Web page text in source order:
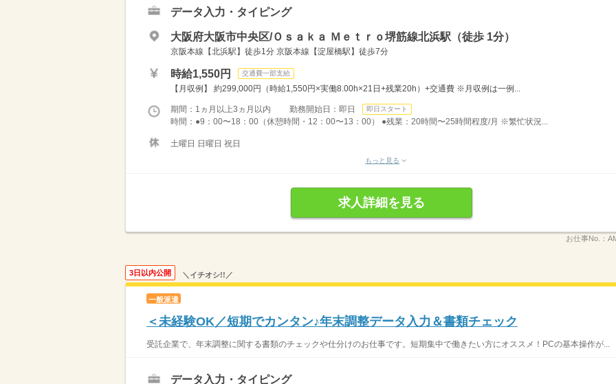
データ入力・タイピング
大阪府大阪市中央区/Ｏｓａｋａ Ｍｅｔｒｏ堺筋線北浜駅（徒歩 1分）
京阪本線【北浜駅】徒歩1分 京阪本線【淀屋橋駅】徒歩7分
時給1,550円 交通費一部支給
【月収例】 約299,000円（時給1,550円×実働8.00h×21日+残業20h）+交通費 ※月収例は一例...
期間：1ヵ月以上3ヵ月以内 勤務開始日：即日 即日スタート
時間：●9：00〜18：00（休憩時間・12：00〜13：00） ●残業：20時間〜25時間程度/月 ※繁忙状況...
土曜日 日曜日 祝日
もっと見る
求人詳細を見る
お仕事No.：
3日以内公開 ＼イチオシ!!／
一般派遣
＜未経験OK／短期でカンタン♪年末調整データ入力＆書類チェック
受託企業で、年末調整に関する書類のチェックや仕分けのお仕事です。短期集中で働きたい方にオススメ！PCの基本操作が...
データ入力・タイピング